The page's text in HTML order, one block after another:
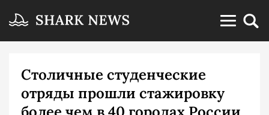
Столичные студенческие
отряды прошли стажировку